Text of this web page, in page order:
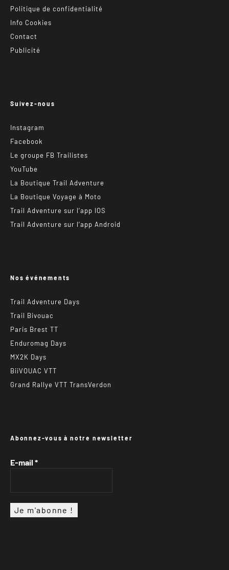
Politique de confidentialité
Info Cookies
Contact
Publicité
Suivez-nous
Instagram
Facebook
Le groupe FB Trailistes
YouTube
La Boutique Trail Adventure
La Boutique Voyage à Moto
Trail Adventure sur l’app IOS
Trail Adventure sur l’app Android
Nos événements
Trail Adventure Days
Trail Bivouac
Paris Brest TT
Enduromag Days
MX2K Days
BiiVOUAC VTT
Grand Rallye VTT TransVerdon
Abonnez-vous à notre newsletter
E-mail *